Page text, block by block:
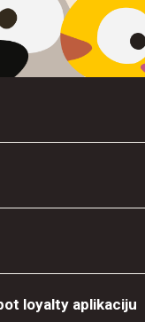
loyalty aplikaciju